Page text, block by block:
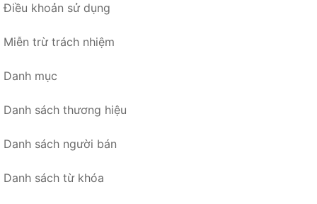
Điều khoản sử dụng
Miễn trừ trách nhiệm
Danh mục
Danh sách thương hiệu
Danh sách người bán
Danh sách từ khóa